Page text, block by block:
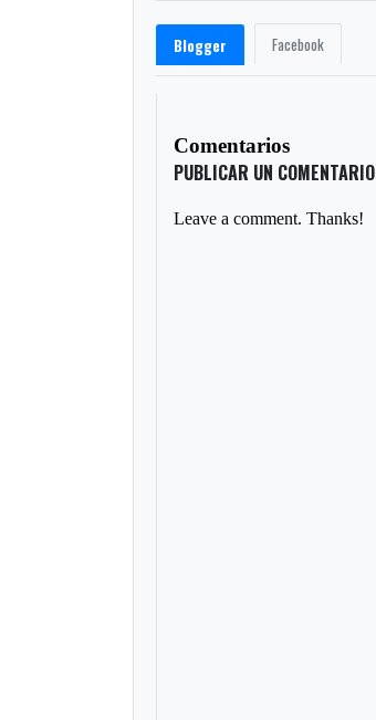
Blogger Facebook
Comentarios
PUBLICAR UN COMENTARIO
Leave a comment. Thanks!